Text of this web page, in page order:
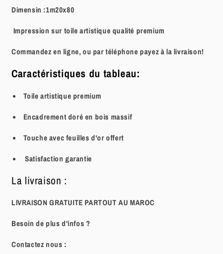
Dimensin :1m20x80
Impression sur toile artistique qualité premium
Commandez en ligne, ou par téléphone payez à la livraison!
Caractéristiques du tableau:
Toile artistiquepremium
Encadrement doré en bois massif
Touche avec feuilles d'or offert
Satisfaction garantie
La livraison :
LIVRAISON GRATUITE PARTOUT AU MAROC
Besoin de plus d'infos ?
Contactez nous :